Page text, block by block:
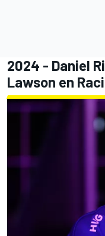
2024 - Daniel
Lawson en